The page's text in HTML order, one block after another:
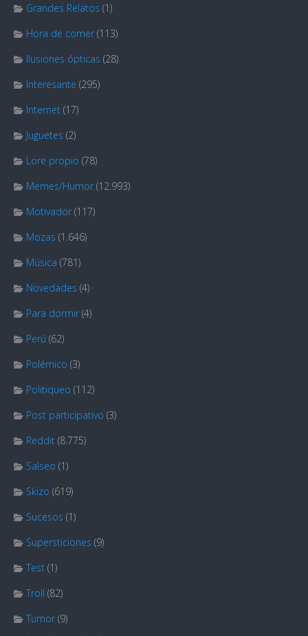
Grandes Relatos (1)
Hora de comer (113)
Ilusiones ópticas (28)
Interesante (295)
Internet (17)
Juguetes (2)
Lore propio (78)
Memes/Humor (12.993)
Motivador (117)
Mozas (1.646)
Música (781)
Novedades (4)
Para dormir (4)
Perú (62)
Polémico (3)
Politiqueo (112)
Post participativo (3)
Reddit (8.775)
Salseo (1)
Skizo (619)
Sucesos (1)
Supersticiones (9)
Test (1)
Troll (82)
Tumor (9)